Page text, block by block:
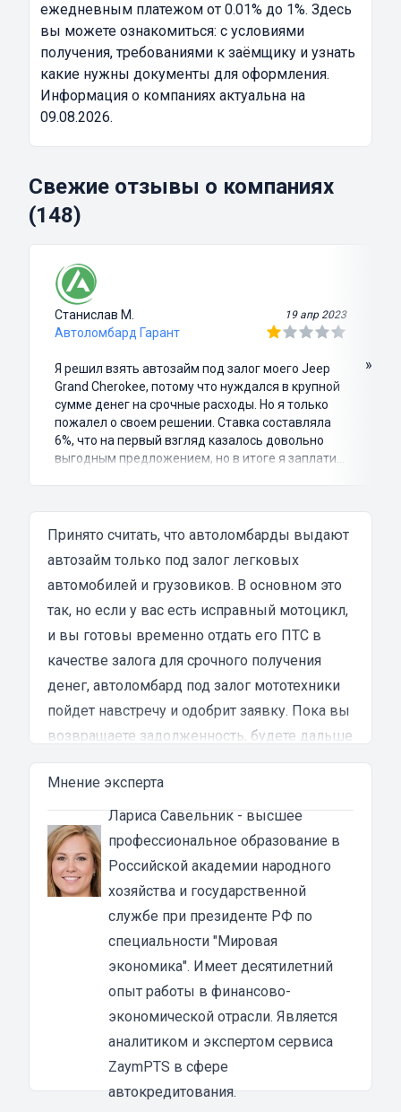
ежедневным платежом от 0.01% до 1%. Здесь
вы можете ознакомиться: с условиями
получения, требованиями к заёмщику и узнать
какие нужны документы для оформления.
Информация о компаниях актуальна на
09.08.2026.
Свежие отзывы о компаниях
(148)
Станислав М. 19 апр 2023
Автоломбард Гарант
Я решил взять автозайм под залог моего Jeep
Grand Cherokee, потому что нуждался в крупной
сумме денег на срочные расходы. Но я только
пожалел о своем решении. Ставка составляла
6%, что на первый взгляд казалось довольно
выгодным предложением, но в итоге я заплатил
затянутым и занял много времени и усилий.
Никакого профессионализма и
Разочарование и раздражение - это все, что я
испытал в результате этого кредита...
»
Принято считать, что автоломбарды выдают
автозайм только под залог легковых
автомобилей и грузовиков. В основном это
так, но если у вас есть исправный мотоцикл,
и вы готовы временно отдать его ПТС в
качестве залога для срочного получения
денег, автоломбард под залог мототехники
пойдет навстречу и одобрит заявку. Пока вы
возвращаете задолженность, будете дальше
пользоваться транспортным средством, но
не сможете его продать или обменять.
Кому выдают займы под залог ПТС
мотоцикла
Мотоломбард рассматривает онлайн-заявки
от граждан РФ в возрасте от 21 года. При
рассмотрении заявки не учитывается
кредитная история ссудополучателя,
происхождение и размер его доходов.
Ломбардпод залог ПТС не попросит о
поручительстве и не станет забирать скутер
на стоянку до погашения долга.
Преимущества займов в мотоломбардах под
залог ПТС мотоциклов во Всеволожске
Мнение эксперта
Лариса Савельник- высшее
профессиональное образование в
Российской академии народного
хозяйства и государственной
службе при президенте РФ по
специальности "Мировая
экономика". Имеет десятилетний
опыт работы в финансово-
экономической отрасли. Является
аналитиком и экспертом сервиса
ZaymPTS в сфере
автокредитования.